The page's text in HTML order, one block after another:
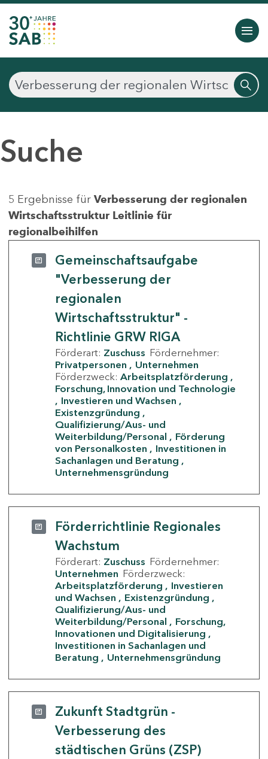
Suche
5 Ergebnisse für Verbesserung der regionalen
Wirtschaftsstruktur Leitlinie für
regionalbeihilfen
Gemeinschaftsaufgabe
"Verbesserung der
regionalen
Wirtschaftsstruktur" -
Richtlinie GRW RIGA
Förderart: Zuschuss Fördernehmer:
Privatpersonen
Unternehmen
Förderzweck: Arbeitsplatzförderung
Forschung, Innovation und Technologie
Investieren und Wachsen
Existenzgründung
Qualifizierung/Aus- und
Weiterbildung/Personal
Förderung
von Personalkosten
Investitionen in
Sachanlagen und Beratung
Unternehmensgründung
Förderrichtlinie Regionales
Wachstum
Förderart: Zuschuss Fördernehmer:
Unternehmen Förderzweck:
Arbeitsplatzförderung
Investieren
und Wachsen
Existenzgründung
Qualifizierung/Aus- und
Weiterbildung/Personal
Forschung,
Innovationen und Digitalisierung
Investitionen in Sachanlagen und
Beratung
Unternehmensgründung
Zukunft Stadtgrün -
Verbesserung des
städtischen Grüns (ZSP)